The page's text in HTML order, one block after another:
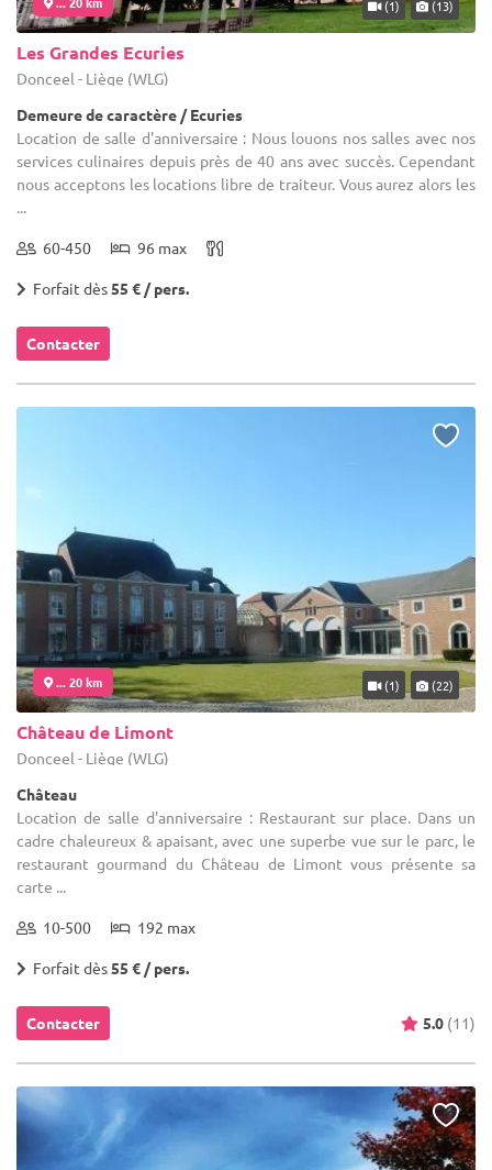
(1) (13)
Les Grandes Ecuries
Donceel - Liège (WLG)
Demeure de caractère / Ecuries
Location de salle d'anniversaire : Nous louons nos salles avec nos
services culinaires depuis près de 40 ans avec succès. Cependant
nous acceptons les locations libre de traiteur. Vous aurez alors les
...
60-450 96 max
Forfait dès55 € / pers.
Contacter
... 20 km (1) (22)
Château de Limont
Donceel - Liège (WLG)
Château
Location de salle d'anniversaire : Restaurant sur place. Dans un
cadre chaleureux & apaisant, avec une superbe vue sur le parc, le
restaurant gourmand du Château de Limont vous présente sa
carte ...
10-500 192 max
Forfait dès 55 € / pers.
Contacter 5.0 (11)